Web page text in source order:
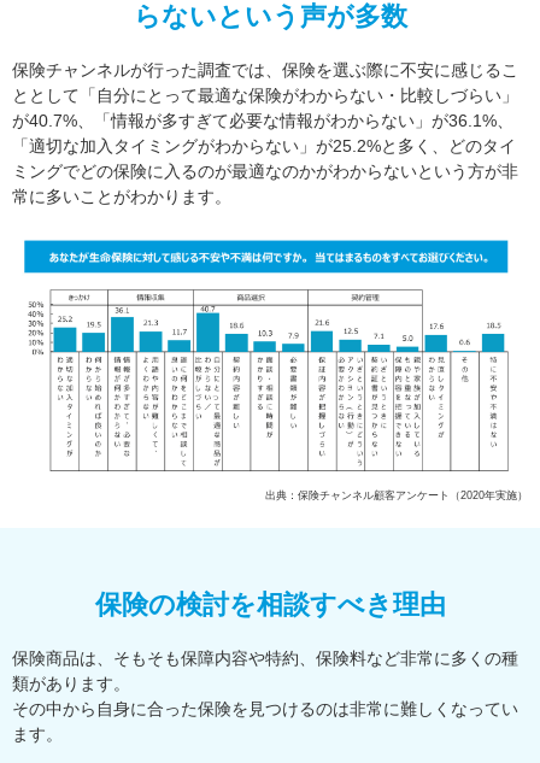
らないという声が多数
保険チャンネルが行った調査では、保険を選ぶ際に不安に感じるこ
ととして「自分にとって最適な保険がわからない・比較しづらい」
が40.7%、「情報が多すぎて必要な情報がわからない」が36.1%、
「適切な加入タイミングがわからない」が25.2%と多く、どのタイ
ミングでどの保険に入るのが最適なのかがわからないという方が非
常に多いことがわかります。
出典：保険チャンネル顧客アンケート（2020年実施）
保険の検討を相談すべき理由
保険商品は、そもそも保障内容や特約、保険料など非常に多くの種
類があります。
その中から自身に合った保険を見つけるのは非常に難しくなってい
ます。